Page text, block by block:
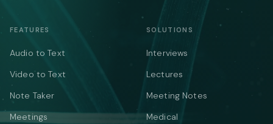
FEATURES
Audio to Text
Video to Text
Note Taker
Meetings
SOLUTIONS
Interviews
Lectures
Meeting Notes
Medical